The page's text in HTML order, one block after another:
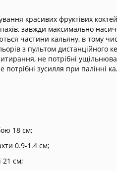
красивих фруктівих
завжди максимально
частини кальяну, в тому
з пультом
не потрібні
потрібні зусилля при палінні
18 см;
0.9-1.4 см;
21 см;